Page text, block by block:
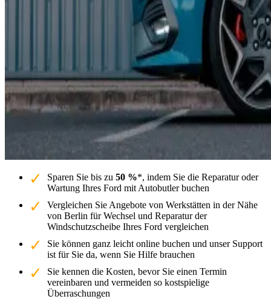
Sparen Sie bis zu 50 %*, indem Sie die Reparatur oder
Wartung Ihres Ford mit Autobutler buchen
Vergleichen Sie Angebote von Werkstätten in der Nähe
von Berlin für Wechsel und Reparatur der
Windschutzscheibe Ihres Ford vergleichen
Sie können ganz leicht online buchen und unser Support
ist für Sie da, wenn Sie Hilfe brauchen
Sie kennen die Kosten, bevor Sie einen Termin
vereinbaren und vermeiden so kostspielige
Überraschungen